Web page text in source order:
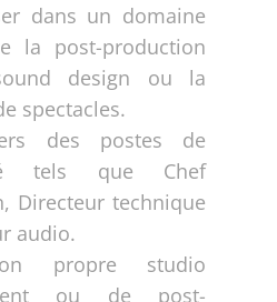
dans un domaine
la post-production
design ou la
spectacles.
des postes de
tels que Chef
Directeur technique
audio.
propre studio
ou de post-